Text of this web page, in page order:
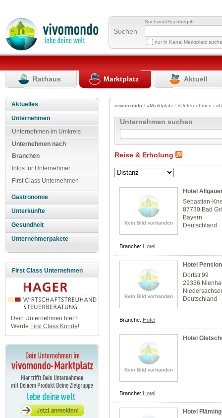
Suchen
Suchwort/Suchbegriff
nur in Kanal Marktplatz
Rathaus Marktplatz Aktuell
Aktuelles
Unternehmen
Unternehmen im Umkreis
Unternehmen nach
Branchen
Infos für Unternehmer
First Class Unternehmen
Gastronomie
Unterkünfte
Gesundheit
Unternehmerpakete
First Class Unternehmen
Dein Unternehmen hier?
Werde First Class Kunde!
»vivomondo / »Marktplatz/ »Unternehmen /
Unternehmen suchen
Reise & Erholung
Hotel
Sebastian-
87730 Bad
Bayern
Deutschland
Branche: Hotel
Hotel
Dorfstr.99
29336
Deutschland
Branche: Hotel
Hotel
Branche: Hotel
Hotel